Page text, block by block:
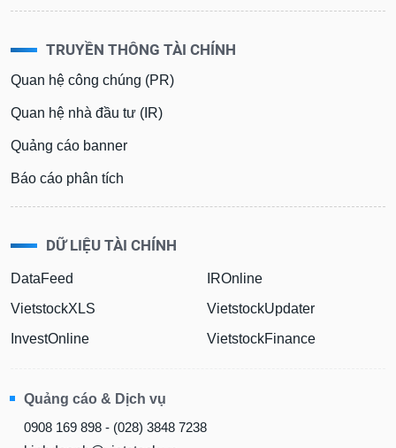
TRUYỀN THÔNG TÀI CHÍNH
Quan hệ công chúng (PR)
Quan hệ nhà đầu tư (IR)
Quảng cáo banner
Báo cáo phân tích
DỮ LIỆU TÀI CHÍNH
DataFeed
VietstockXLS
InvestOnline
IROnline
VietstockUpdater
VietstockFinance
Quảng cáo & Dịch vụ
0908 169 898 - (028) 3848 7238